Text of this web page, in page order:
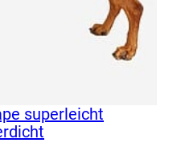
superleicht